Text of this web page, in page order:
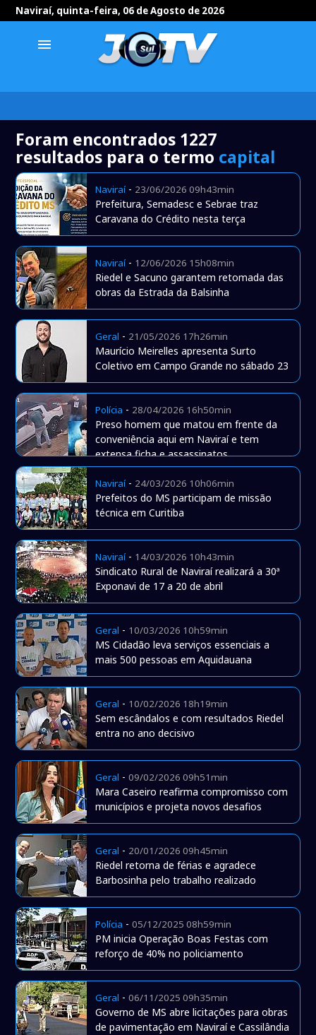
Naviraí, quinta-feira, 06 de Agosto de 2026
menu
Foram encontrados 1227
resultados para o termo capital
Naviraí- 23/06/2026 09h43min
Prefeitura, Semadesc e Sebrae traz
Caravana do Crédito nesta terça
Naviraí- 12/06/2026 15h08min
Riedel e Sacuno garantem retomada das
obras da Estrada da Balsinha
Geral - 21/05/2026 17h26min
Maurício Meirelles apresenta Surto
Coletivo em Campo Grande no sábado 23
Polícia - 28/04/2026 16h50min
Preso homem que matou em frente da
conveniência aqui em Naviraí e tem
extensa ficha e assassinatos
Naviraí- 24/03/2026 10h06min
Prefeitos do MS participam de missão
técnica em Curitiba
Naviraí- 14/03/2026 10h43min
Sindicato Rural de Naviraí realizará a 30ª
Exponavi de 17 a 20 de abril
Geral - 10/03/2026 10h59min
MS Cidadão leva serviços essenciais a
mais 500 pessoas em Aquidauana
Geral - 10/02/2026 18h19min
Sem escândalos e com resultados Riedel
entra no ano decisivo
Geral -09/02/2026 09h51min
Mara Caseiro reafirma compromisso com
municípios e projeta novos desafios
Geral - 20/01/2026 09h45min
Riedel retorna de férias e agradece
Barbosinha pelo trabalho realizado
Polícia -05/12/2025 08h59min
PM inicia Operação Boas Festas com
reforço de 40% no policiamento
Geral -06/11/2025 09h35min
Governo de MS abre licitações para obras
de pavimentação em Naviraí e Cassilândia